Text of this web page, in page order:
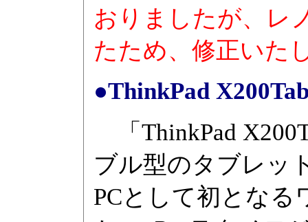
おりましたが、レ
たため、修正いた
●ThinkPad
「ThinkPad
ブル型のタブレッ
PCとして初となる